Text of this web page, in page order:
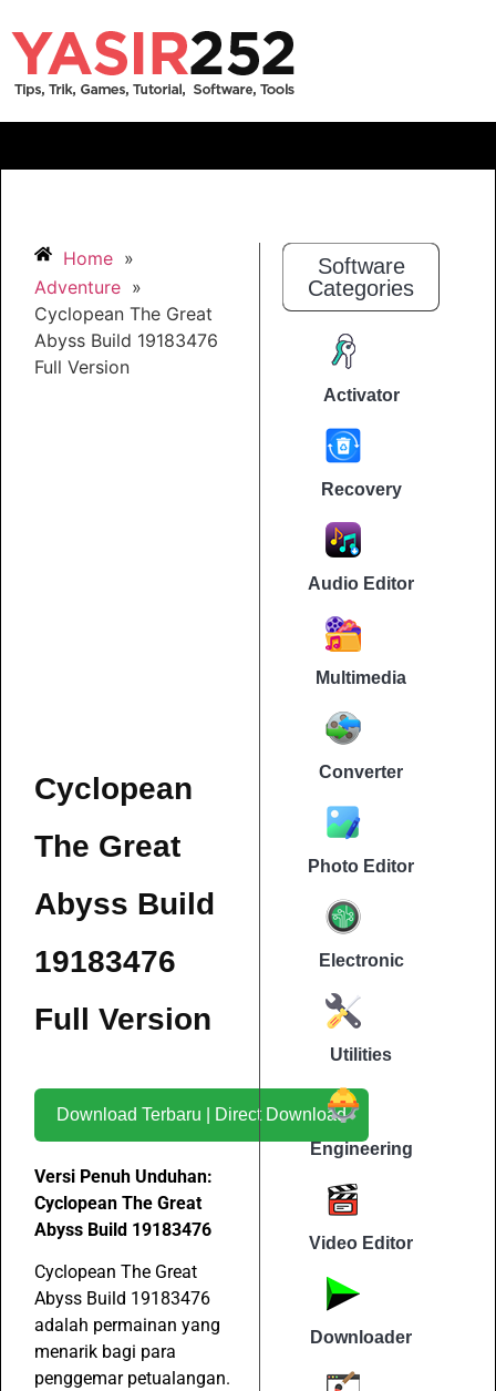
Home »
Adventure »
Cyclopean The Great
Abyss Build 19183476
Full Version
Cyclopean
The Great
Abyss Build
19183476
Full Version
Download Terbaru | Direct Download
Versi Penuh Unduhan:
Cyclopean The Great
Abyss Build 19183476
Cyclopean The Great
Abyss Build 19183476
adalah permainan yang
menarik bagi para
penggemar petualangan.
Software
Categories
Activator
Recovery
Audio Editor
Multimedia
Converter
Photo Editor
Electronic
Utilities
Engineering
Video Editor
Downloader